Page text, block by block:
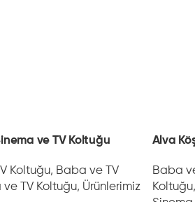
ve TV Koltuğu
Koltuğu, Baba ve TV
ve TV Koltuğu, Ürünlerimiz
Alva
Baba
Koltuğu,